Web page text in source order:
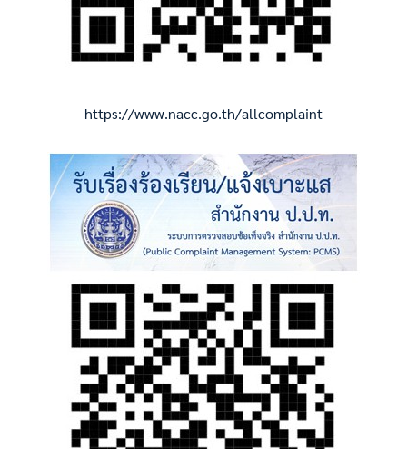
https://www.nacc.go.th/allcomplaint